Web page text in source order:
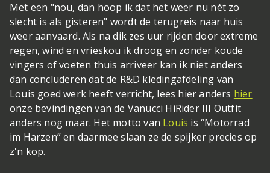
Met een "nou, dan hoop ik dat het weer nu nét zo
slecht is als gisteren" wordt de terugreis naar huis
weer aanvaard. Als na dik zes uur rijden door extreme
regen, wind en vrieskou ik droog en zonder koude
vingers of voeten thuis arriveer kan ik niet anders
dan concluderen dat de R&D kledingafdeling van
Louis goed werk heeft verricht, lees hier anders hier
onze bevindingen van de Vanucci HiRider III Outfit
anders nog maar. Het motto van Louis is “Motorrad
im Harzen” en daarmee slaan ze de spijker precies op
z'n kop.